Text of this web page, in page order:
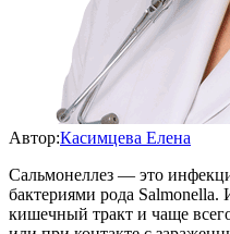
Автор:Касимцева Елена
Сальмонеллез — это
бактериями рода
кишечный тракт и чаще